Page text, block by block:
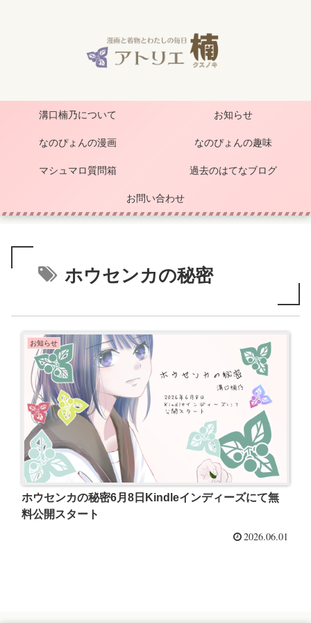
溝口楠乃について お知らせ
なのぴょんの漫画 なのぴょんの趣味
マシュマロ質問箱 過去のはてなブログ
お問い合わせ
ホウセンカの秘密
お知らせ
ホウセンカの秘密6月8日Kindleインディーズにて無
料公開スタート
2026.06.01